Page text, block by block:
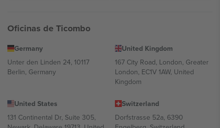
Oficinas de Ticombo
Germany
Unter den Linden 24, 10117
Berlin, Germany
United Kingdom
167 City Road, London, Greater
London, EC1V 1AW, United
Kingdom
United States
131 Continental Dr, Suite 305,
Switzerland
Dorfstrasse 52a, 6390